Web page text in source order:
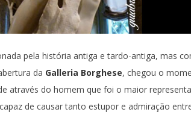
pela história antiga e tardo-antiga, mas
da Galleria Borghese, chegou o
através do homem que foi o maior
de causar tanto estupor e admiração